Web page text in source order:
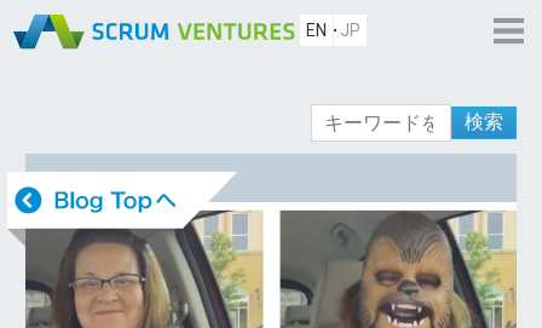
EN JP
検索